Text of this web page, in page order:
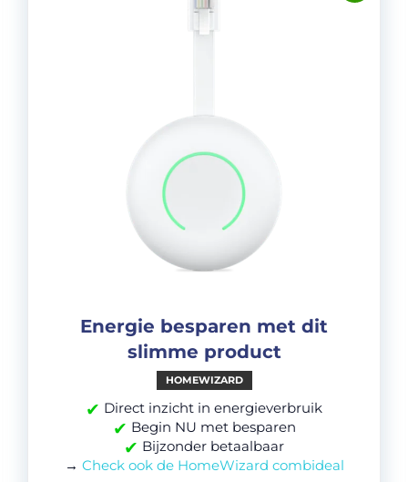
Energie besparen met dit
slimme product
HOMEWIZARD
✔ Direct inzicht in energieverbruik
✔ Begin NU met besparen
✔ Bijzonder betaalbaar
→ Check ook de HomeWizard combideal